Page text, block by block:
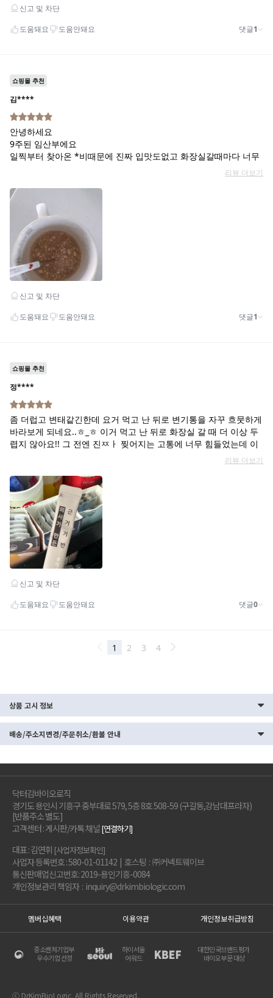
상품 고시 정보
배송/주소지변경/주문취소/환불 안내
닥터김바이오로직
경기도 용인시 기흥구 중부대로 579, 5층 8호 508-59 (구갈동,강남대프라자)
[반품주소 별도]
고객센터 : 게시판/카톡 채널[연결하기]
대표 : 김연휘 [사업자정보확인]
사업자 등록번호 : 580-01-01142 | 호스팅 : ㈜커넥트웨이브
통신판매업신고번호: 2019-용인기흥-0084
개인정보관리 책임자 : inquiry@drkimbiologic.com
멤버십혜택 이용약관 개인정보취급방침
중소벤처기업부
우수기업 선정
하이서울
어워드
대한민국브랜드평가
바이오부문 대상
ⓒ DrKimBioLogic. All Rights Reserved.